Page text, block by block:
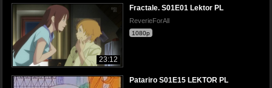
23:12
Fractale. S01E01 Lektor PL
ReverieForAll
1080p
Patariro S01E15 LEKTOR PL